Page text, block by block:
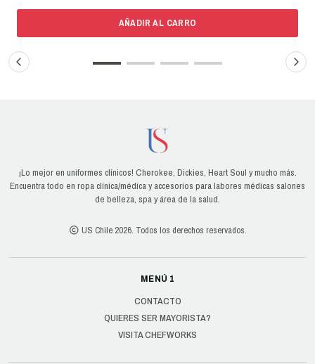
AÑADIR AL CARRO
¡Lo mejor en uniformes clínicos! Cherokee, Dickies, Heart Soul y mucho más.
Encuentra todo en ropa clínica/médica y accesorios para labores médicas salones
de belleza, spa y área de la salud.
US Chile 2026. Todos los derechos reservados.
MENÚ 1
CONTACTO
QUIERES SER MAYORISTA?
VISITA CHEFWORKS